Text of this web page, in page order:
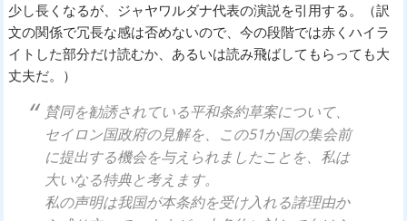
少し長くなるが、ジャヤワルダナ代表の演説を引用する。（訳
文の関係で冗長な感は否めないので、今の段階では赤くハイラ
イトした部分だけ読むか、あるいは読み飛ばしてもらっても大
丈夫だ。）
賛同を勧誘されている平和条約草案について、
セイロン国政府の見解を、この51か国の集会前
に提出する機会を与えられましたことを、私は
大いなる特典と考えます。
私の声明は我国が本条約を受け入れる諸理由か